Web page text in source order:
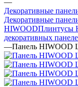
Декоративные
Декоративные
HIWOODПлинтусы
декоративных
—Панель HIWOOD